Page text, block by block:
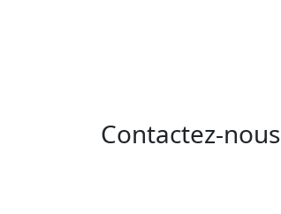
Contactez-nous